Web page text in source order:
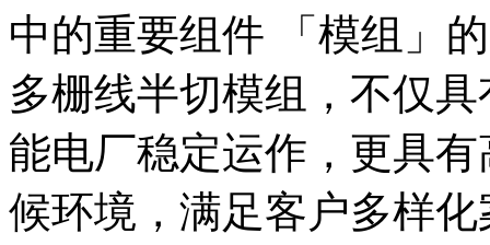
中的重要组件 「模组」
多栅线半切模组，不仅
能电厂稳定运作，更具
候环境，满足客户多样